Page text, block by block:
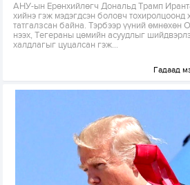
АНУ-ын Ерөнхийлөгч Дональд Трамп
хийнэ гэж мэдэгдсэн боловч тохиролцоонд
татгалзсан байна. Тэрбээр үүний өмнөхөн
нээх, Тегераны цөмийн асуудлыг
халдлагыг цуцалсан гэж...
Гадаад